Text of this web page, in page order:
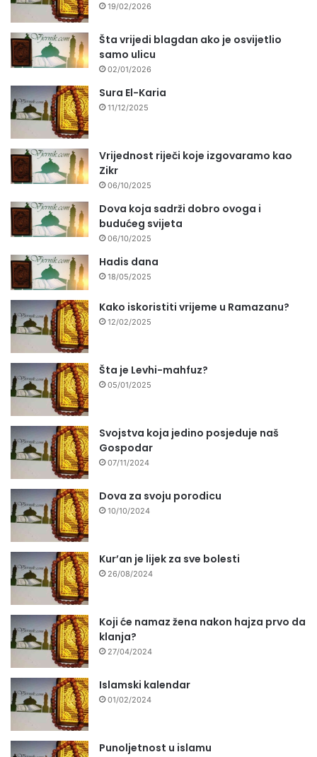
19/02/2026
Šta vrijedi blagdan ako je osvijetlio
samo ulicu
02/01/2026
Sura El-Karia
11/12/2025
Vrijednost riječi koje izgovaramo kao
Zikr
06/10/2025
Dova koja sadrži dobro ovoga i
budućeg svijeta
06/10/2025
Hadis dana
18/05/2025
Kako iskoristiti vrijeme u Ramazanu?
12/02/2025
Šta je Levhi-mahfuz?
05/01/2025
Svojstva koja jedino posjeduje naš
Gospodar
07/11/2024
Dova za svoju porodicu
10/10/2024
Kur’an je lijek za sve bolesti
26/08/2024
Koji će namaz žena nakon hajza prvo da
klanja?
27/04/2024
Islamski kalendar
01/02/2024
Punoljetnost u islamu